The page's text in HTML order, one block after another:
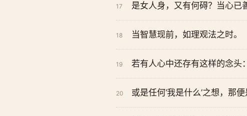
17 是女人身，又有何碍？当心已
18 当智慧现前，如理观法之时。
19 若有人心中还存有这样的念头：
20 或是任何‘我是什么’之想，那